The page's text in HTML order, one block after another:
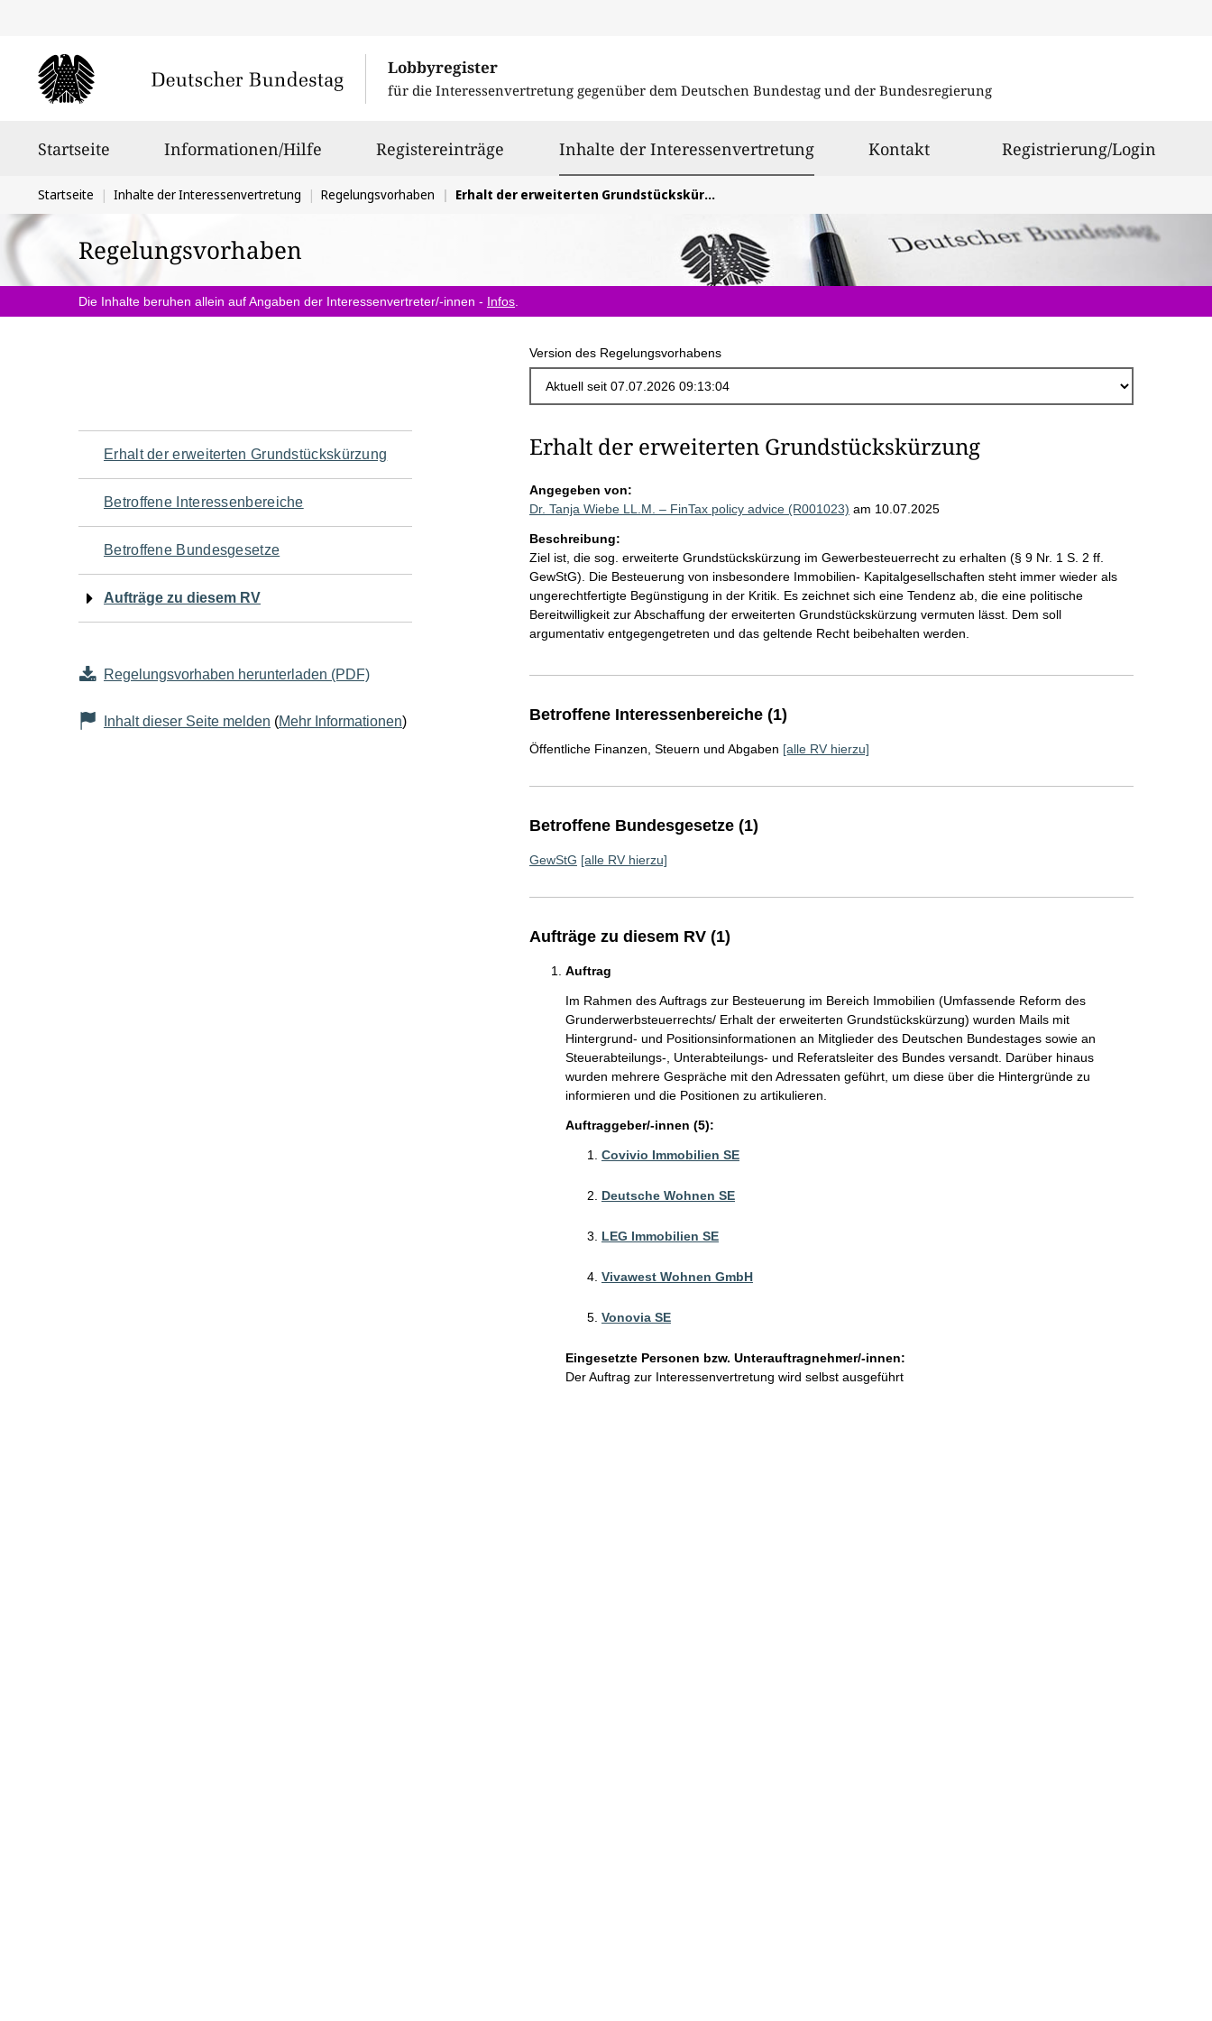
Lobbyregister
für die Interessenvertretung gegenüber dem Deutschen Bundestag und der Bundesregierung
Startseite Informationen/Hilfe Registereinträge Inhalte der Interessenvertretungausgewählt
Kontakt Registrierung/Login
Sie
befinden
sich
hier:
Startseite Inhalte der Interessenvertretung Regelungsvorhaben Erhalt der erweiterten Grundstückskürzung
Regelungsvorhaben
Die Inhalte beruhen allein auf Angaben der Interessenvertreter/-innen - Infos
Version des Regelungsvorhabens
Navigation
für
den
Seiteninhalt
Erhalt der erweiterten Grundstückskürzung
Betroffene Interessenbereiche
Betroffene Bundesgesetze
Aufträge zu diesem RV
Regelungsvorhaben herunterladen (PDF)
Inhalt dieser Seite melden (Mehr Informationen)
Erhalt der erweiterten Grundstückskürzung
Angegeben von:
Dr. Tanja Wiebe LL.M. – FinTax policy advice (R001023) am 10.07.2025
Beschreibung:
Ziel ist, die sog. erweiterte Grundstückskürzung im Gewerbesteuerrecht zu erhalten (§ 9 Nr. 1 S. 2 ff.
GewStG). Die Besteuerung von insbesondere Immobilien- Kapitalgesellschaften steht immer wieder als
ungerechtfertigte Begünstigung in der Kritik. Es zeichnet sich eine Tendenz ab, die eine politische
Bereitwilligkeit zur Abschaffung der erweiterten Grundstückskürzung vermuten lässt. Dem soll
argumentativ entgegengetreten und das geltende Recht beibehalten werden.
Betroffene Interessenbereiche (1)
Öffentliche Finanzen, Steuern und Abgaben [alle RV hierzu]
Betroffene Bundesgesetze (1)
GewStG [alle RV hierzu]
Aufträge zu diesem RV (1)
Auftrag
Im Rahmen des Auftrags zur Besteuerung im Bereich Immobilien (Umfassende Reform des
Grunderwerbsteuerrechts/ Erhalt der erweiterten Grundstückskürzung) wurden Mails mit
Hintergrund- und Positionsinformationen an Mitglieder des Deutschen Bundestages sowie an
Steuerabteilungs-, Unterabteilungs- und Referatsleiter des Bundes versandt. Darüber hinaus
wurden mehrere Gespräche mit den Adressaten geführt, um diese über die Hintergründe zu
informieren und die Positionen zu artikulieren.
Auftraggeber/-innen (5):
Covivio Immobilien SE
Deutsche Wohnen SE
LEG Immobilien SE
Vivawest Wohnen GmbH
Vonovia SE
Eingesetzte Personen bzw. Unterauftragnehmer/-innen:
Der Auftrag zur Interessenvertretung wird selbst ausgeführt